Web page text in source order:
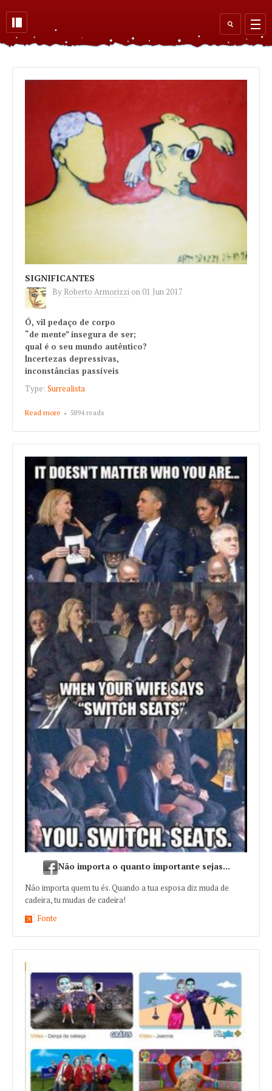
Search
form
SIGNIFICANTES
By Roberto Armorizzi on 01 Jun 2017
Ó, vil pedaço de corpo
“de mente” insegura de ser;
qual é o seu mundo autêntico?
Incertezas depressivas,
inconstâncias passíveis
Type: Surrealista
Read more about SIGNIFICANTES
5894 reads
Não importa o quanto importante sejas...
Não importa quem tu és. Quando a tua esposa diz muda de
cadeira, tu mudas de cadeira!
Fonte